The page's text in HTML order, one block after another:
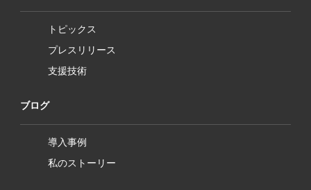
トピックス
プレスリリース
支援技術
ブログ
導入事例
私のストーリー